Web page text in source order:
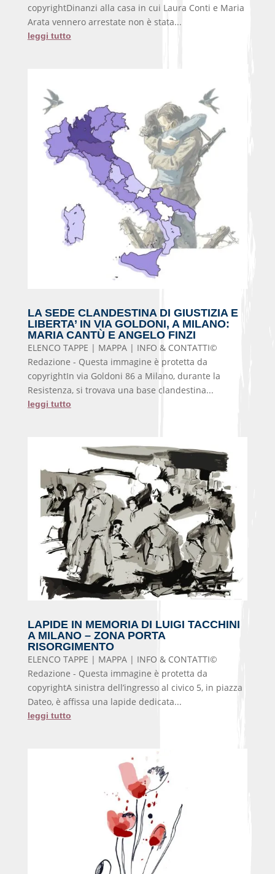
copyrightDinanzi alla casa in cui Laura Conti e Maria
Arata vennero arrestate non è stata...
leggi tutto
LA SEDE CLANDESTINA DI GIUSTIZIA E
LIBERTA’ IN VIA GOLDONI, A MILANO:
MARIA CANTÙ E ANGELO FINZI
ELENCO TAPPE | MAPPA | INFO & CONTATTI©
Redazione - Questa immagine è protetta da
copyrightIn via Goldoni 86 a Milano, durante la
Resistenza, si trovava una base clandestina...
leggi tutto
LAPIDE IN MEMORIA DI LUIGI TACCHINI
A MILANO – ZONA PORTA
RISORGIMENTO
ELENCO TAPPE | MAPPA | INFO & CONTATTI©
Redazione - Questa immagine è protetta da
copyrightA sinistra dell’ingresso al civico 5, in piazza
Dateo, è affissa una lapide dedicata...
leggi tutto